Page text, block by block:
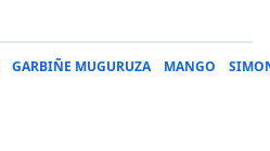
GARBIÑE MUGURUZA MANGO